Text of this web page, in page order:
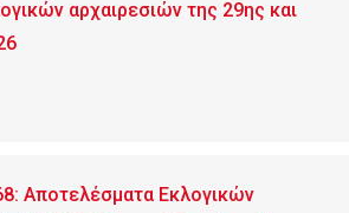
αρχαιρεσιών της 29ης και
Αποτελέσματα Εκλογικών